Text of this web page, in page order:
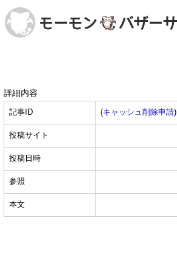
詳細内容
記事ID (キャッシュ削除申請)
投稿サイト
投稿日時
参照
本文